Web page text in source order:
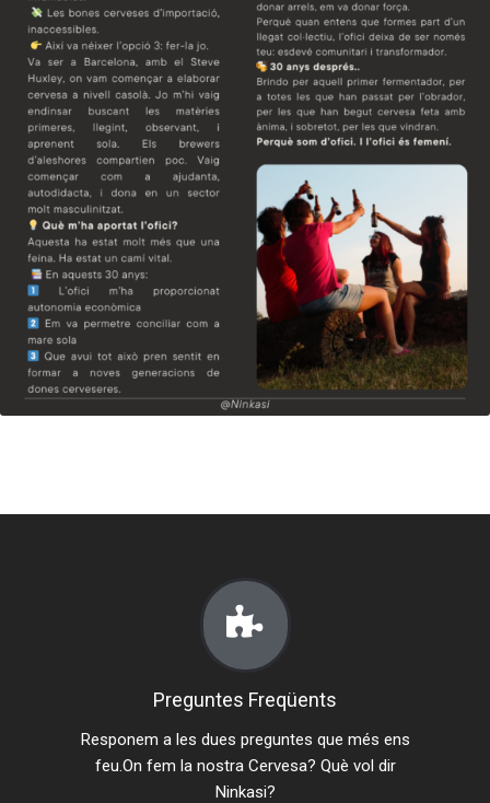
Preguntes Freqüents
Responem a les dues preguntes que més ens
feu.On fem la nostra Cervesa? Què vol dir
Ninkasi?